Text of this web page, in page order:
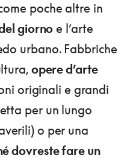
poche altre in
giorno e l’arte
urbano. Fabbriche
opere d’arte
originali e grandi
per un lungo
o per una
dovreste fare un